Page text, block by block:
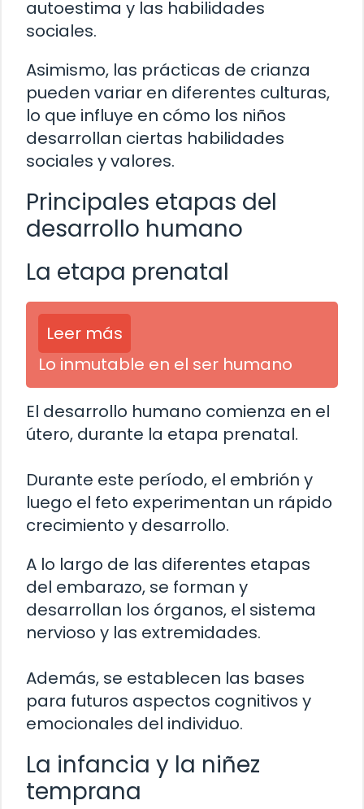
autoestima y las habilidades
sociales.
Asimismo, las prácticas de crianza
pueden variar en diferentes culturas,
lo que influye en cómo los niños
desarrollan ciertas habilidades
sociales y valores.
Principales etapas del
desarrollo humano
La etapa prenatal
Leer más
Lo inmutable en el ser humano
El desarrollo humano comienza en el
útero, durante la etapa prenatal.
Durante este período, el embrión y
luego el feto experimentan un rápido
crecimiento y desarrollo.
A lo largo de las diferentes etapas
del embarazo, se forman y
desarrollan los órganos, el sistema
nervioso y las extremidades.
Además, se establecen las bases
para futuros aspectos cognitivos y
emocionales del individuo.
La infancia y la niñez
temprana